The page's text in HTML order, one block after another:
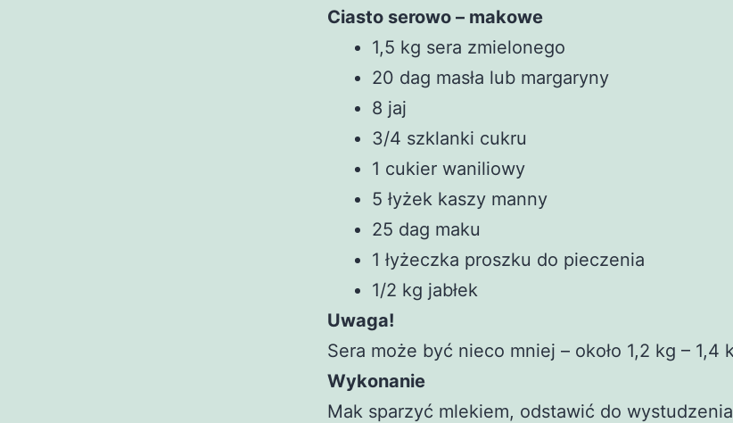
Ciasto serowo – makowe
1,5 kg sera zmielonego
20 dag masła lub margaryny
8 jaj
3/4 szklanki cukru
1 cukier waniliowy
5 łyżek kaszy manny
25 dag maku
1 łyżeczka proszku do pieczenia
1/2 kg jabłek
Uwaga!
Sera może być nieco mniej – około 1,2 kg – 1,4
Wykonanie
Mak sparzyć mlekiem, odstawić do